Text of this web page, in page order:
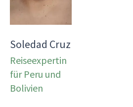
Soledad Cruz
Reiseexpertin
für Peru und
Bolivien